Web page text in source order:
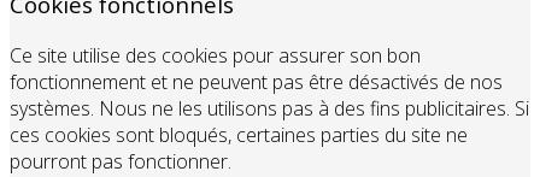
Ce site utilise des cookies pour assurer son bon
fonctionnement et ne peuvent pas être désactivés de nos
systèmes. Nous ne les utilisons pas à des fins publicitaires. Si
ces cookies sont bloqués, certaines parties du site ne
pourront pas fonctionner.